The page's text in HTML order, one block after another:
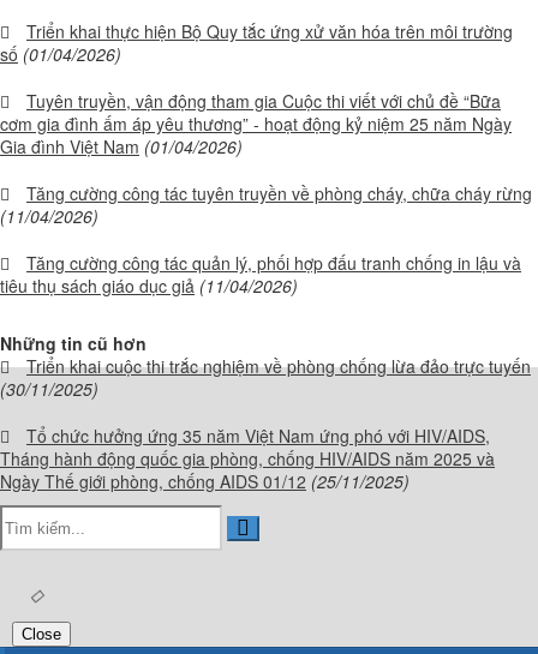
Triển khai thực hiện Bộ Quy tắc ứng xử văn hóa trên môi trường
số (01/04/2026)
Tuyên truyền, vận động tham gia Cuộc thi viết với chủ đề “Bữa
cơm gia đình ấm áp yêu thương” - hoạt động kỷ niệm 25 năm Ngày
Gia đình Việt Nam (01/04/2026)
Tăng cường công tác tuyên truyền về phòng cháy, chữa cháy rừng
(11/04/2026)
Tăng cường công tác quản lý, phối hợp đấu tranh chống in lậu và
tiêu thụ sách giáo dục giả (11/04/2026)
Những tin cũ hơn
Triển khai cuộc thi trắc nghiệm về phòng chống lừa đảo trực tuyến
(30/11/2025)
Tổ chức hưởng ứng 35 năm Việt Nam ứng phó với HIV/AIDS,
Tháng hành động quốc gia phòng, chống HIV/AIDS năm 2025 và
Ngày Thế giới phòng, chống AIDS 01/12 (25/11/2025)
Close